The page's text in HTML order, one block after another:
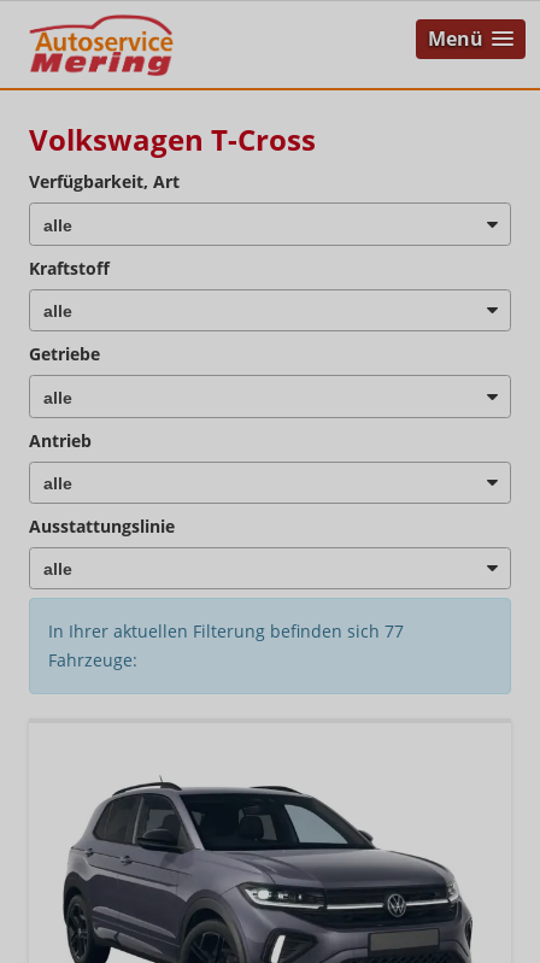
Menü
Volkswagen T-Cross
Verfügbarkeit, Art
Kraftstoff
Getriebe
Antrieb
Ausstattungslinie
In Ihrer aktuellen Filterung befinden sich 77
Fahrzeuge: